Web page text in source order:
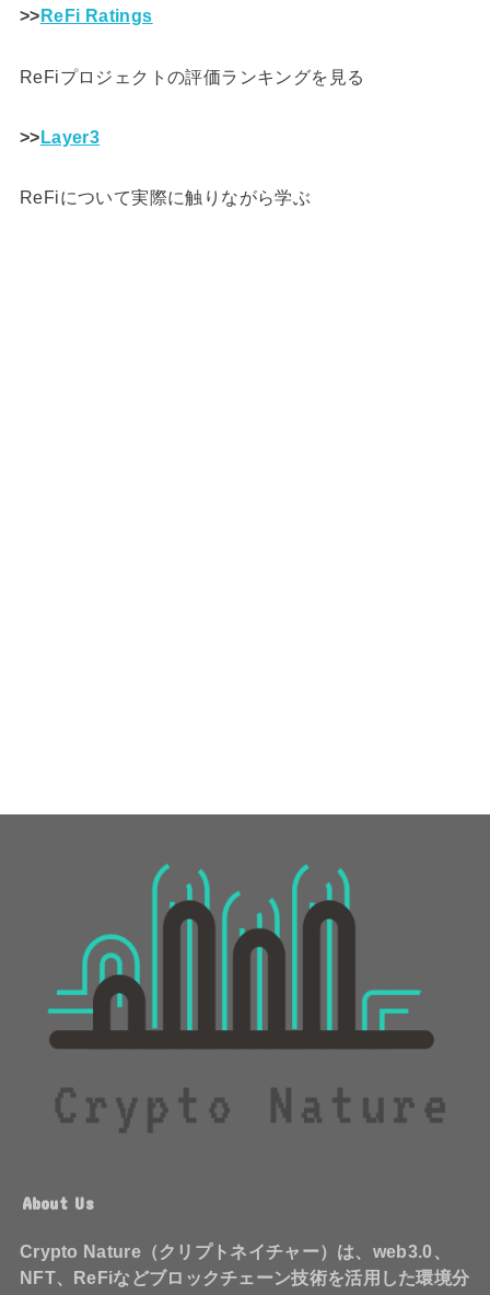
>>ReFi Ratings
ReFiプロジェクトの評価ランキングを見る
>>Layer3
ReFiについて実際に触りながら学ぶ
About Us
Crypto Nature（クリプトネイチャー）は、web3.0、
NFT、ReFiなどブロックチェーン技術を活用した環境分